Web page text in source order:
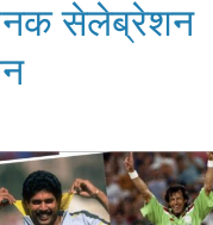
सेलेब्रेशन